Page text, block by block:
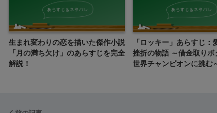
生まれ変わりの恋を描いた傑作小説
「月の満ち欠け」のあらすじを完全
解説！
「ロッキー」あらすじ：
挫折の物語 ～借金取りボ
世界チャンピオンに挑む